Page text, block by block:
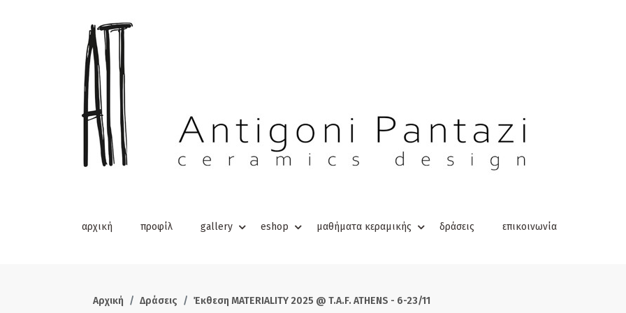
αρχική προφίλ gallery eshop μαθήματα κεραμικής δράσεις επικοινωνία
Αρχική Δράσεις Έκθεση MATERIALITY 2025 @ T.A.F. ATHENS - 6-23/11